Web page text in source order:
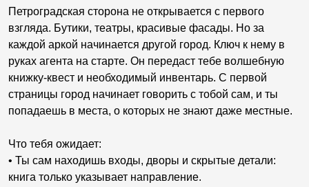
Петроградская сторона не открывается с первого
взгляда. Бутики, театры, красивые фасады. Но за
каждой аркой начинается другой город. Ключ к нему в
руках агента на старте. Он передаст тебе волшебную
книжку-квест и необходимый инвентарь. С первой
страницы город начинает говорить с тобой сам, и ты
попадаешь в места, о которых не знают даже местные.
Что тебя ожидает:
• Ты сам находишь входы, дворы и скрытые детали:
книга только указывает направление.